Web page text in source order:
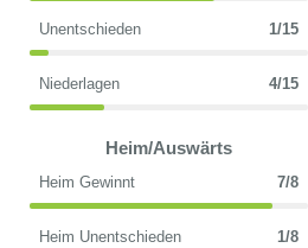
Unentschieden 1/15
Niederlagen 4/15
Heim/Auswärts
Heim Gewinnt 7/8
Heim Unentschieden 1/8